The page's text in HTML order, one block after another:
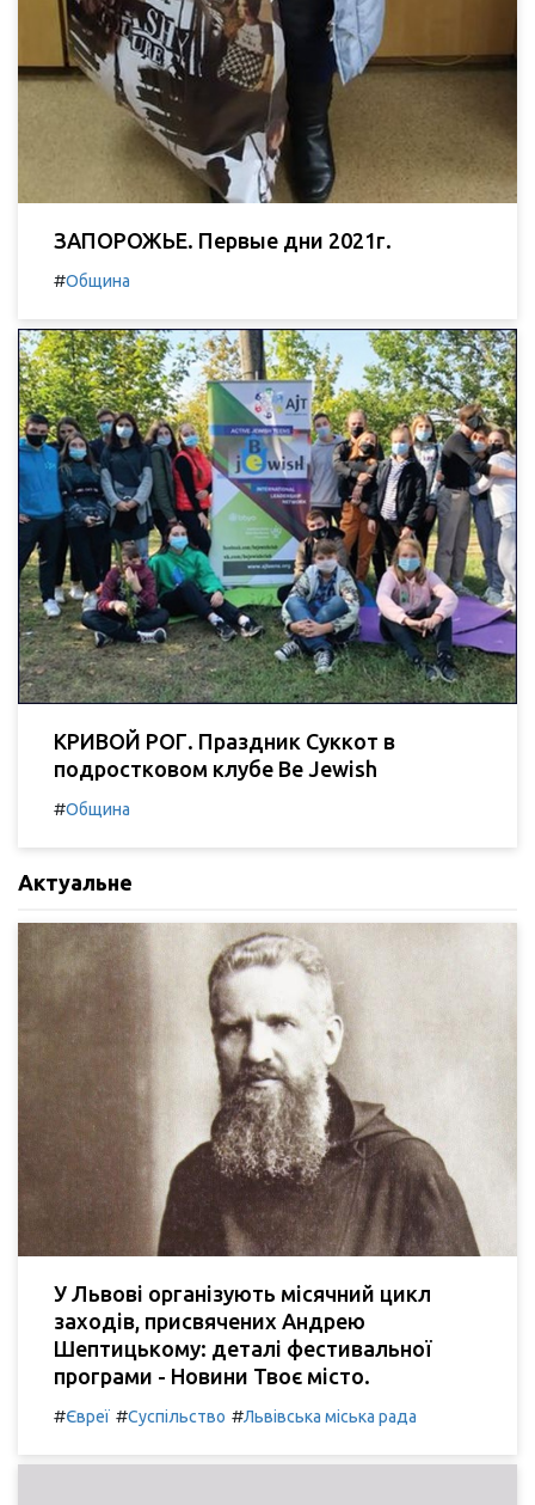
ЗАПОРОЖЬЕ. Первые дни 2021г.
#Община
КРИВОЙ РОГ. Праздник Суккот в
подростковом клубе Be Jewish
#Община
Актуальне
У Львові організують місячний цикл
заходів, присвячених Андрею
Шептицькому: деталі фестивальної
програми - Новини Твоє місто.
#Євреї #Суспільство #Львівська міська рада